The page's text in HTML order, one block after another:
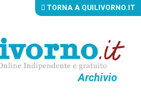
Archivio
TORNA A QUILIVORNO.IT